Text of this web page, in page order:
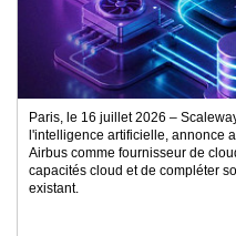
Paris, le 16 juillet 2026 –
l'intelligence artificielle, annonce
Airbus comme fournisseur de
capacités cloud et de compléter
existant.